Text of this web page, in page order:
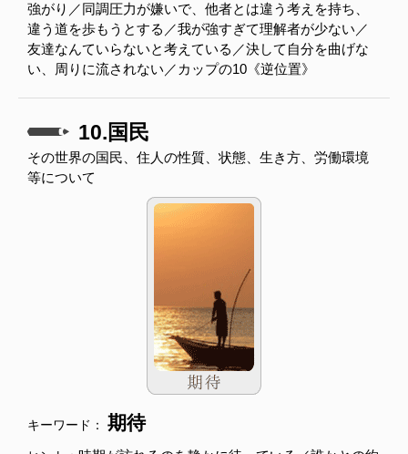
強がり／同調圧力が嫌いで、他者とは違う考えを持ち、
違う道を歩もうとする／我が強すぎて理解者が少ない／
友達なんていらないと考えている／決して自分を曲げな
い、周りに流されない／カップの10《逆位置》
10.国民
その世界の国民、住人の性質、状態、生き方、労働環境
等について
キーワード： 期待